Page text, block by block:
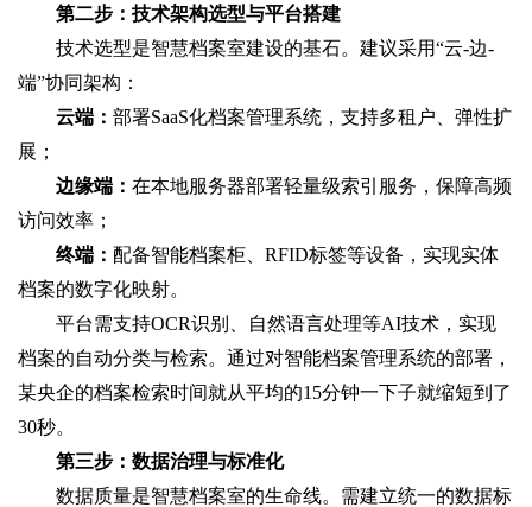
第二步：技术架构选型与平台搭建
技术选型是智慧档案室建设的基石。建议采用“云-边-
端”协同架构：
云端： 部署SaaS化档案管理系统，支持多租户、弹性扩
展；
边缘端： 在本地服务器部署轻量级索引服务，保障高频
访问效率；
终端： 配备智能档案柜、RFID标签等设备，实现实体
档案的数字化映射。
平台需支持OCR识别、自然语言处理等AI技术，实现
档案的自动分类与检索。通过对智能档案管理系统的部署，
某央企的档案检索时间就从平均的15分钟一下子就缩短到了
30秒。
第三步：数据治理与标准化
数据质量是智慧档案室的生命线。需建立统一的数据标